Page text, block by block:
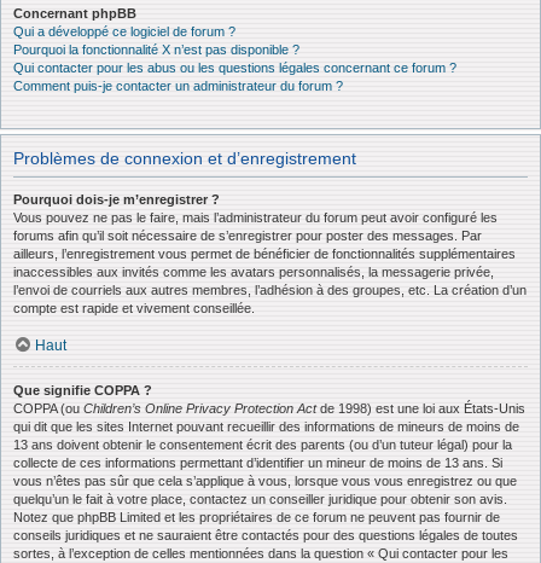
Concernant phpBB
Qui a développé ce logiciel de forum ?
Pourquoi la fonctionnalité X n’est pas disponible ?
Qui contacter pour les abus ou les questions légales concernant ce forum ?
Comment puis-je contacter un administrateur du forum ?
Problèmes de connexion et d’enregistrement
Pourquoi dois-je m’enregistrer ?
Vous pouvez ne pas le faire, mais l’administrateur du forum peut avoir configuré les
forums afin qu’il soit nécessaire de s’enregistrer pour poster des messages. Par
ailleurs, l’enregistrement vous permet de bénéficier de fonctionnalités supplémentaires
inaccessibles aux invités comme les avatars personnalisés, la messagerie privée,
l’envoi de courriels aux autres membres, l’adhésion à des groupes, etc. La création d’un
compte est rapide et vivement conseillée.
Haut
Que signifie COPPA ?
COPPA (ou Children’s Online Privacy Protection Actde 1998) est une loi aux États-Unis
qui dit que les sites Internet pouvant recueillir des informations de mineurs de moins de
13 ans doivent obtenir le consentement écrit des parents (ou d’un tuteur légal) pour la
collecte de ces informations permettant d’identifier un mineur de moins de 13 ans. Si
vous n’êtes pas sûr que cela s’applique à vous, lorsque vous vous enregistrez ou que
quelqu’un le fait à votre place, contactez un conseiller juridique pour obtenir son avis.
Notez que phpBB Limited et les propriétaires de ce forum ne peuvent pas fournir de
conseils juridiques et ne sauraient être contactés pour des questions légales de toutes
sortes, à l’exception de celles mentionnées dans la question « Qui contacter pour les